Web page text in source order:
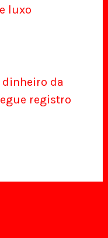
luxo
da
registro